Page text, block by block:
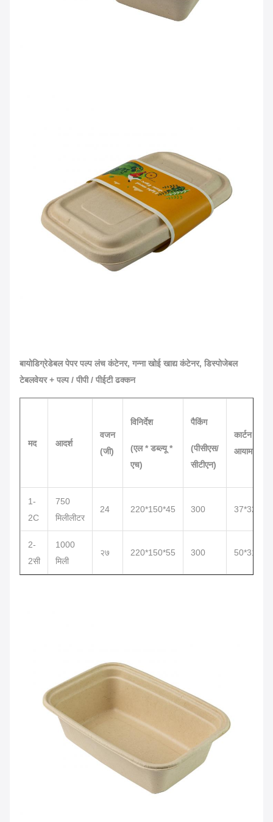
बायोडिग्रेडेबल पेपर पल्प लंच कंटेनर, गन्ना खोई खाद्य कंटेनर, डिस्पोजेबल
टेबलवेयर + पल्प / पीपी / पीईटी ढक्कन
मद आदर्श
वजन
(जी)
विनिर्देश
(एल * डब्ल्यू *
एच)
पैकिंग
(पीसीएस/
सीटीएन)
कार्टन
आयाम
1-
2C
750
मिलीलीटर
24 220*150*45 300 37*32*24
2-
2सी
1000
मिली
२७ 220*150*55 300 50*31*25